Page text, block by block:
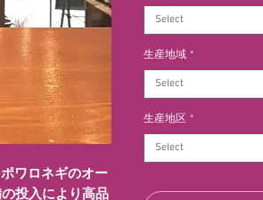
ワロネギのオー
投入により高品
Select
生産地域 *
Select
生産地区 *
Select